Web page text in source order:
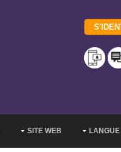
SITE WEB LANGUE